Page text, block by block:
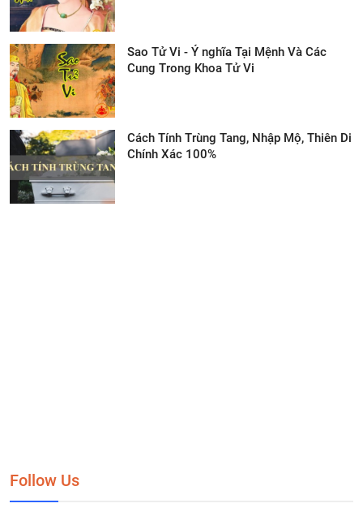
Sao Tử Vi - Ý nghĩa Tại Mệnh Và Các
Cung Trong Khoa Tử Vi
Cách Tính Trùng Tang, Nhập Mộ, Thiên Di
Chính Xác 100%
Follow Us